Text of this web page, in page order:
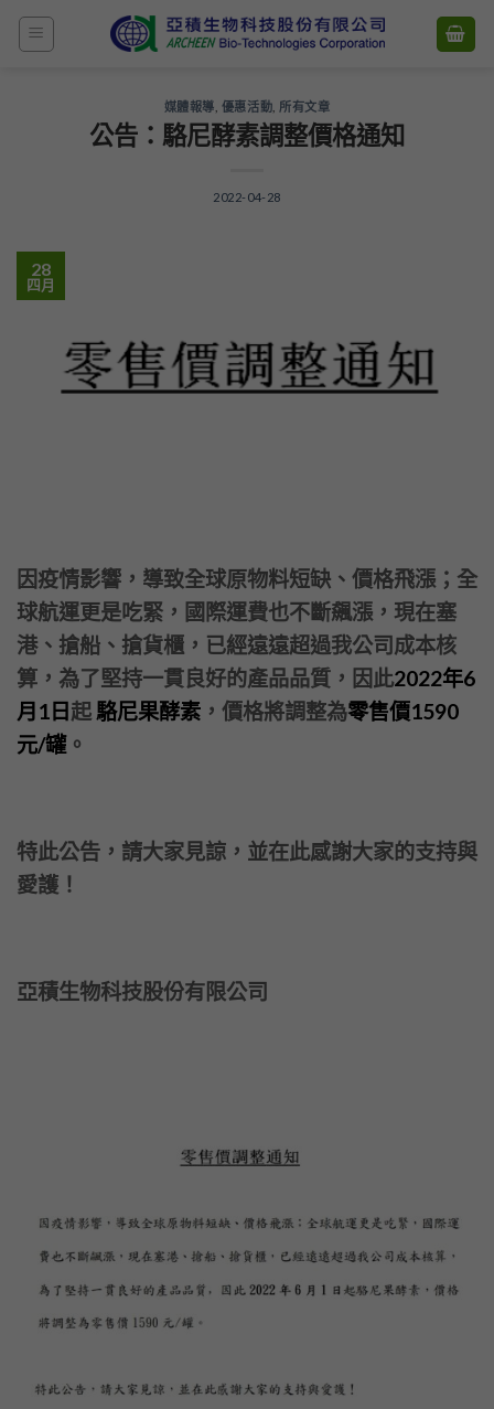
Skip
媒體報導 優惠活動 所有文章
公告：駱尼酵素調整價格通知
2022-04-28
28
四月
因疫情影響，導致全球原物料短缺、價格飛漲；全
球航運更是吃緊，國際運費也不斷飆漲，現在塞
港、搶船、搶貨櫃，已經遠遠超過我公司成本核
算，為了堅持一貫良好的產品品質，因此2022年6
月1日 起 駱尼果酵素 ，價格將調整為零售價1590
元/罐。
特此公告，請大家見諒，並在此感謝大家的支持與
愛護！
亞積生物科技股份有限公司